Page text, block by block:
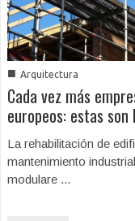
■ Arquitectura
Cada vez más
europeos: estas son
La rehabilitación de
mantenimiento
modulare ...